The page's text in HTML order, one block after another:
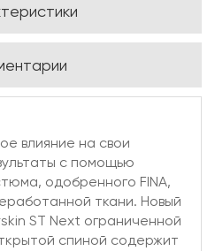
влияние на свои
с помощью
одобренного FINA,
ткани. Новый
ST Next ограниченной
спиной содержит